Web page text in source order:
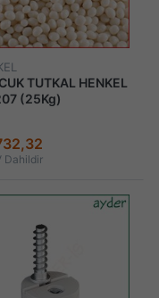
TUTKAL HENKEL
(25Kg)
Dahildir